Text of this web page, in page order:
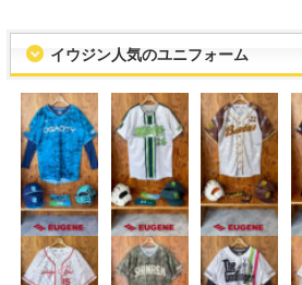
イウジン人気のユニフォーム